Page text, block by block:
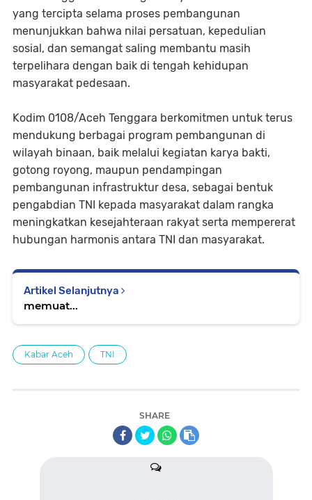
yang tercipta selama proses pembangunan
menunjukkan bahwa nilai persatuan, kepedulian
sosial, dan semangat saling membantu masih
terpelihara dengan baik di tengah kehidupan
masyarakat pedesaan.
Kodim 0108/Aceh Tenggara berkomitmen untuk terus
mendukung berbagai program pembangunan di
wilayah binaan, baik melalui kegiatan karya bakti,
gotong royong, maupun pendampingan
pembangunan infrastruktur desa, sebagai bentuk
pengabdian TNI kepada masyarakat dalam rangka
meningkatkan kesejahteraan rakyat serta mempererat
hubungan harmonis antara TNI dan masyarakat.
Artikel Selanjutnya
memuat...
Kabar Aceh TNI
SHARE